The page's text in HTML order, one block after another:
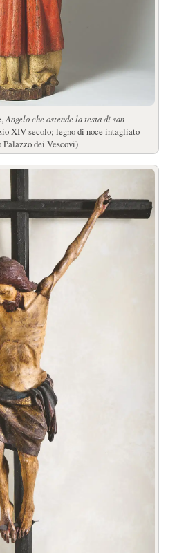
Angelo che ostende la testa di san
XIV secolo; legno di noce intagliato
dei Vescovi)